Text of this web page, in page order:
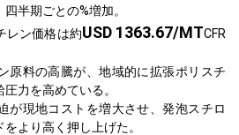
半期ごとの%増加。
レン価格は約USD 1363.67/MTCFR
原料の高騰が、地域的に拡張ポリスチ
力を高めている。
が現地コストを増大させ、発泡スチロ
より高く押し上げた。